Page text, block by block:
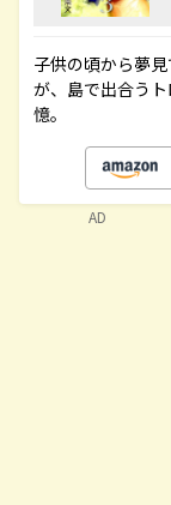
子供の頃から夢
が、島で出合う
憶。
AD